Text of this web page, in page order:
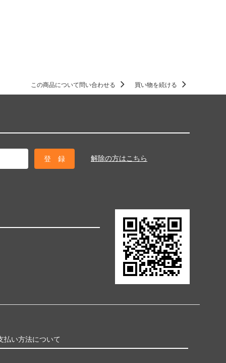
この商品について問い合わせる 買い物を続ける
解除の方はこちら
払い方法について